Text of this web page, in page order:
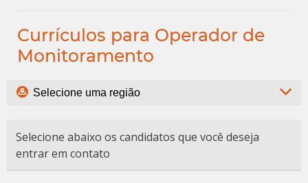
Currículos para Operador de
Monitoramento
Selecione abaixo os candidatos que você deseja
entrar em contato